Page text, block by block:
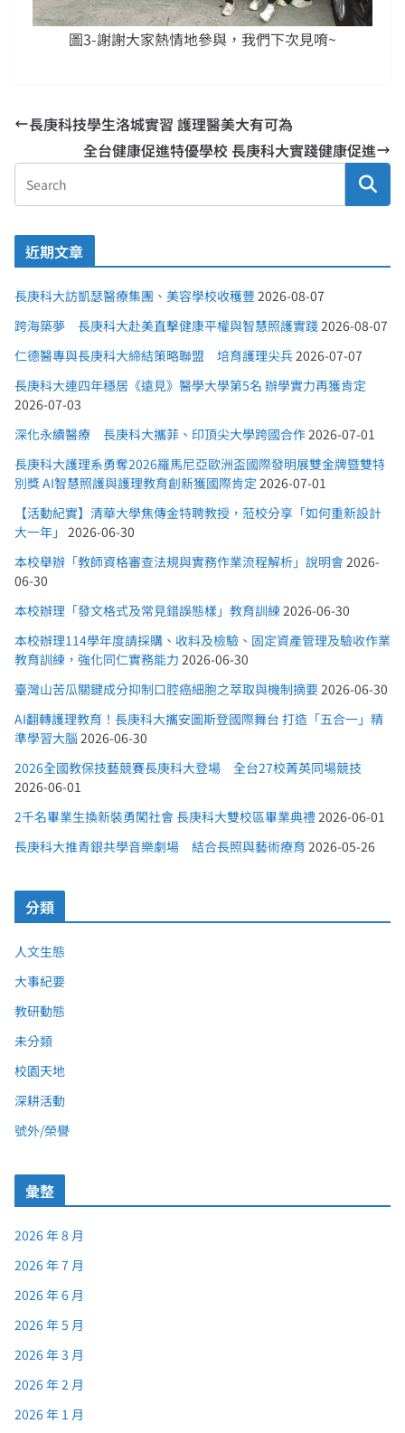
圖3-謝謝大家熱情地參與，我們下次見唷~
長庚科技學生洛城實習 護理醫美大有可為
全台健康促進特優學校 長庚科大實踐健康促進
近期文章
長庚科大訪凱瑟醫療集團、美容學校收穫豐 2026-08-07
跨海築夢 長庚科大赴美直擊健康平權與智慧照護實踐 2026-08-07
仁德醫專與長庚科大締結策略聯盟 培育護理尖兵 2026-07-07
長庚科大連四年穩居《遠見》醫學大學第5名 辦學實力再獲肯定
2026-07-03
深化永續醫療 長庚科大攜菲、印頂尖大學跨國合作 2026-07-01
長庚科大護理系勇奪2026羅馬尼亞歐洲盃國際發明展雙金牌暨雙特
別獎 AI智慧照護與護理教育創新獲國際肯定 2026-07-01
【活動紀實】清華大學焦傳金特聘教授，蒞校分享「如何重新設計
大一年」
2026-06-30
本校舉辦「教師資格審查法規與實務作業流程解析」說明會 2026-
06-30
本校辦理「發文格式及常見錯誤態樣」教育訓練 2026-06-30
本校辦理114學年度請採購、收料及檢驗、固定資產管理及驗收作業
教育訓練，強化同仁實務能力 2026-06-30
臺灣山苦瓜關鍵成分抑制口腔癌細胞之萃取與機制摘要 2026-06-30
AI翻轉護理教育！長庚科大攜安圖斯登國際舞台 打造「五合一」精
準學習大腦 2026-06-30
2026全國教保技藝競賽長庚科大登場 全台27校菁英同場競技
2026-06-01
2千名畢業生換新裝勇闖社會 長庚科大雙校區畢業典禮 2026-06-01
長庚科大推青銀共學音樂劇場 結合長照與藝術療育 2026-05-26
分類
人文生態
大事紀要
教研動態
未分類
校園天地
深耕活動
號外/榮譽
彙整
2026 年 8 月
2026 年 7 月
2026 年 6 月
2026 年 5 月
2026 年 3 月
2026 年 2 月
2026 年 1 月